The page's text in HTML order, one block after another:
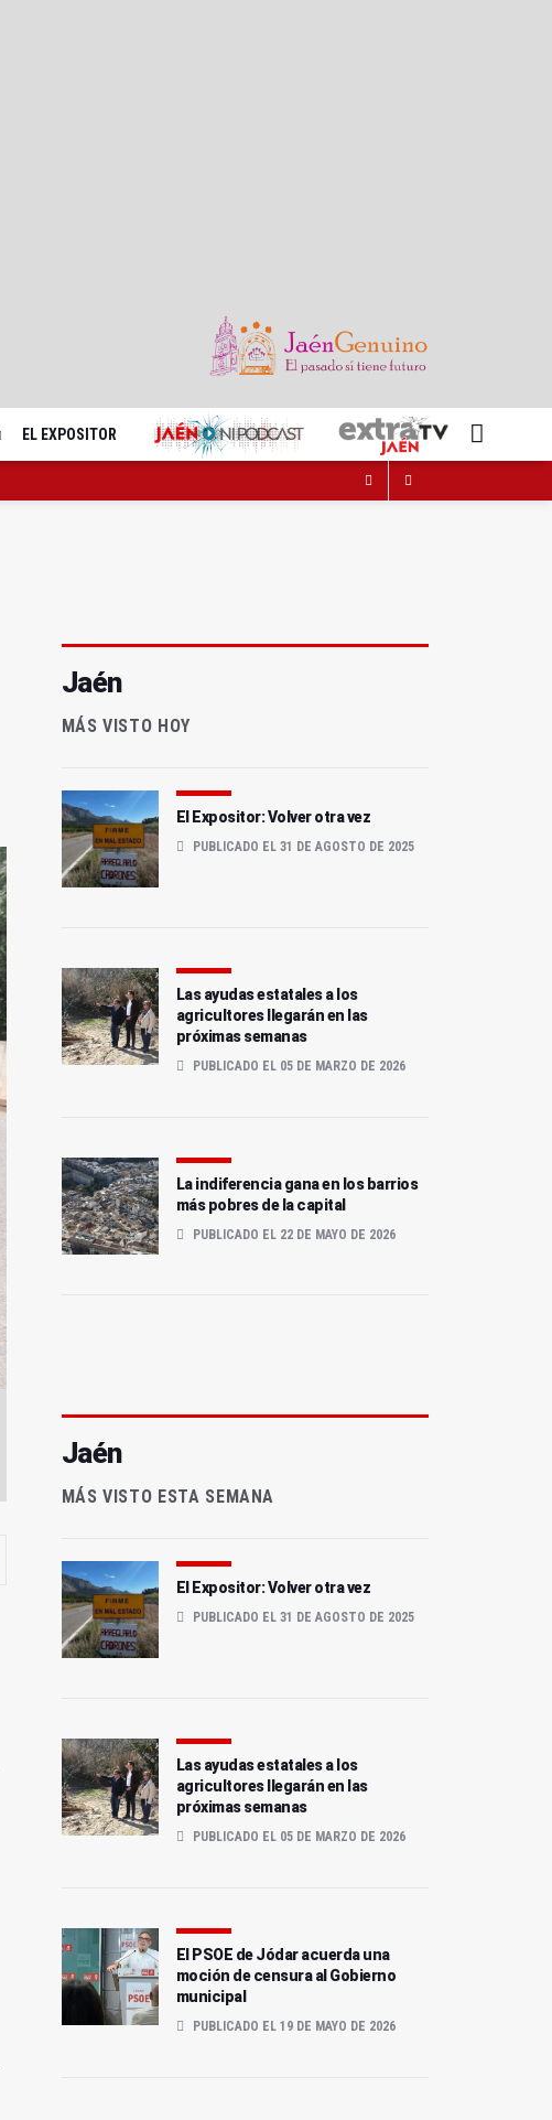
EL EXPOSITOR
Jaén
MÁS VISTO HOY
El Expositor: Volver otra vez
PUBLICADO EL 31 DE AGOSTO DE 2025
Las ayudas estatales a los
agricultores llegarán en las
próximas semanas
PUBLICADO EL 05 DE MARZO DE 2026
La indiferencia gana en los barrios
más pobres de la capital
PUBLICADO EL 22 DE MAYO DE 2026
Jaén
MÁS VISTO ESTA SEMANA
El Expositor: Volver otra vez
PUBLICADO EL 31 DE AGOSTO DE 2025
Las ayudas estatales a los
agricultores llegarán en las
próximas semanas
PUBLICADO EL 05 DE MARZO DE 2026
El PSOE de Jódar acuerda una
moción de censura al Gobierno
municipal
PUBLICADO EL 19 DE MAYO DE 2026